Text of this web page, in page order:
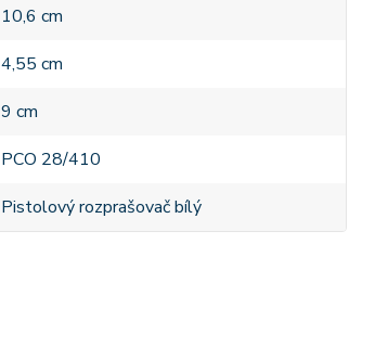
10,6 cm
4,55 cm
9 cm
PCO 28/410
Pistolový rozprašovač bílý